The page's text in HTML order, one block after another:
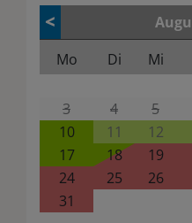
<
Mo
Di Mi
3
4 5
10
11 12
17
18 19
24
25 26
31